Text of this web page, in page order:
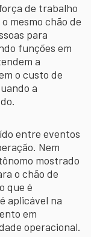
de trabalho
mesmo chão de
para
funções em
a
o custo de
a
entre eventos
Nem
mostrado
o chão de
que é
aplicável na
em
operacional.